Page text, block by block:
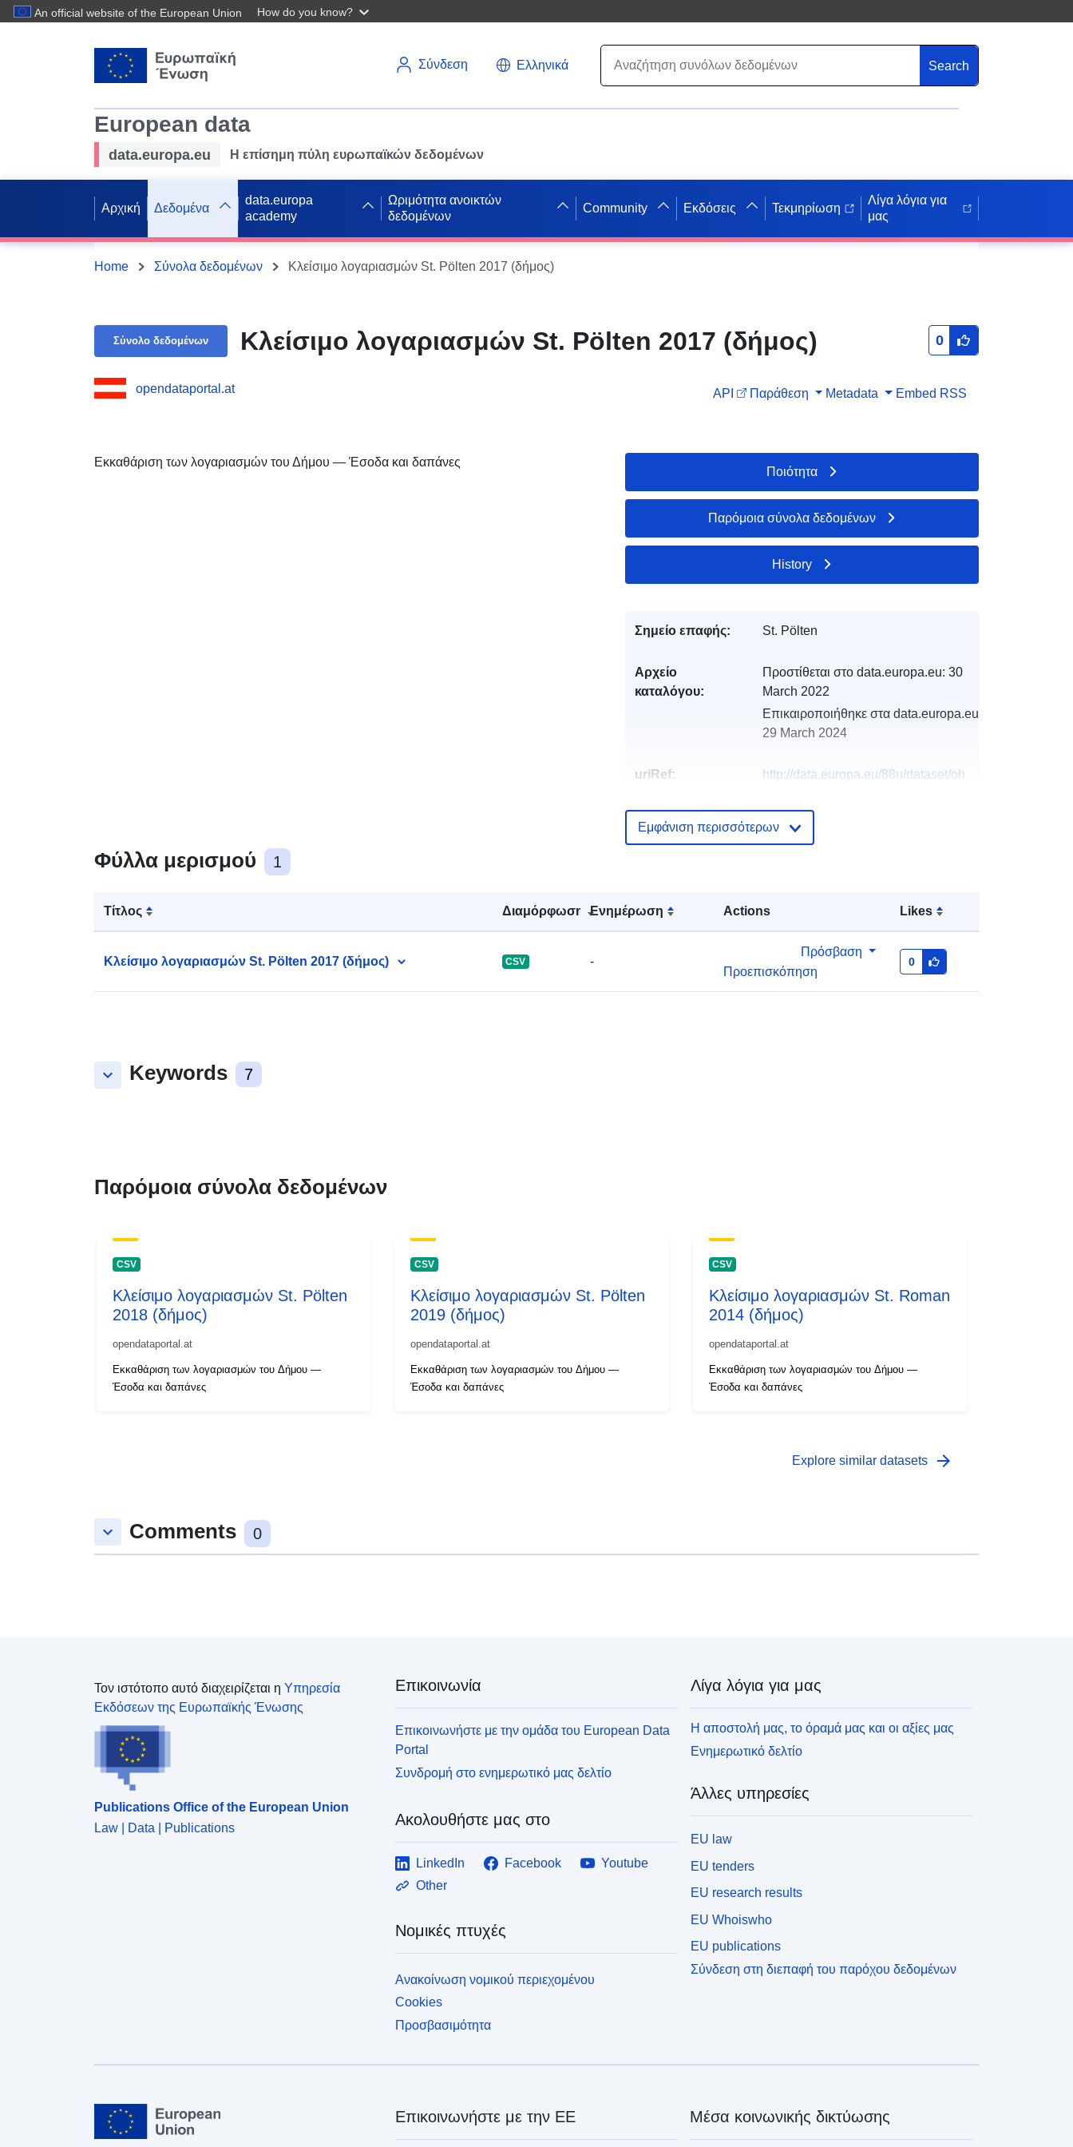
An official website of the European Union How do you know?
Σύνδεση Ελληνικά Search
European data
data.europa.eu Η επίσημη πύλη ευρωπαϊκών δεδομένων
Αρχική Δεδομένα
data.europa
academy
Ωριμότητα ανοικτών
δεδομένων
Community Εκδόσεις Τεκμηρίωση
Λίγα λόγια για
μας
Home Σύνολα δεδομένων Κλείσιμο λογαριασμών St. Pölten 2017 (δήμος)
Σύνολο δεδομένων Κλείσιμο λογαριασμών St. Pölten 2017 (δήμος) 0
opendataportal.at API Παράθεση Metadata Embed RSS
Εκκαθάριση των λογαριασμών του Δήμου — Έσοδα και δαπάνες
Φύλλα μερισμού 1
Τίτλος Διαμόρφωση Ενημέρωση Actions Likes
Κλείσιμο λογαριασμών St. Pölten 2017 (δήμος) CSV -
Πρόσβαση
Προεπισκόπηση
0
keyboard_arrow_down Keywords 7
Ποιότητα
Παρόμοια σύνολα δεδομένων
History
Σημείο επαφής: St. Pölten
Αρχείο
καταλόγου:
Προστίθεται στο data.europa.eu: 30
March 2022
Επικαιροποιήθηκε στα data.europa.eu:
29 March 2024
uriRef:
http://data.europa.eu/88u/dataset/oh
2017-gemeinde
Εμφάνιση περισσότερων
Παρόμοια σύνολα δεδομένων
CSV
Κλείσιμο λογαριασμών St. Pölten
2018 (δήμος)
opendataportal.at
Εκκαθάριση των λογαριασμών του Δήμου —
Έσοδα και δαπάνες
CSV
Κλείσιμο λογαριασμών St. Pölten
2019 (δήμος)
opendataportal.at
Εκκαθάριση των λογαριασμών του Δήμου —
Έσοδα και δαπάνες
CSV
Κλείσιμο λογαριασμών St. Roman
2014 (δήμος)
opendataportal.at
Εκκαθάριση των λογαριασμών του Δήμου —
Έσοδα και δαπάνες
Explore similar datasets arrow_forward
keyboard_arrow_down Comments 0
Τον ιστότοπο αυτό διαχειρίζεται η Υπηρεσία
Εκδόσεων της Ευρωπαϊκής Ένωσης
Publications Office of the European Union
Law | Data | Publications
Επικοινωνία
Επικοινωνήστε με την ομάδα του European Data
Portal
Συνδρομή στο ενημερωτικό μας δελτίο
Ακολουθήστε μας στο
LinkedIn Facebook
Youtube
Other
Νομικές πτυχές
Ανακοίνωση νομικού περιεχομένου
Cookies
Προσβασιμότητα
Λίγα λόγια για μας
Η αποστολή μας, το όραμά μας και οι αξίες μας
Ενημερωτικό δελτίο
Άλλες υπηρεσίες
EU law
EU tenders
EU research results
EU Whoiswho
EU publications
Σύνδεση στη διεπαφή του παρόχου δεδομένων
Επικοινωνήστε με την ΕΕ Μέσα κοινωνικής δικτύωσης